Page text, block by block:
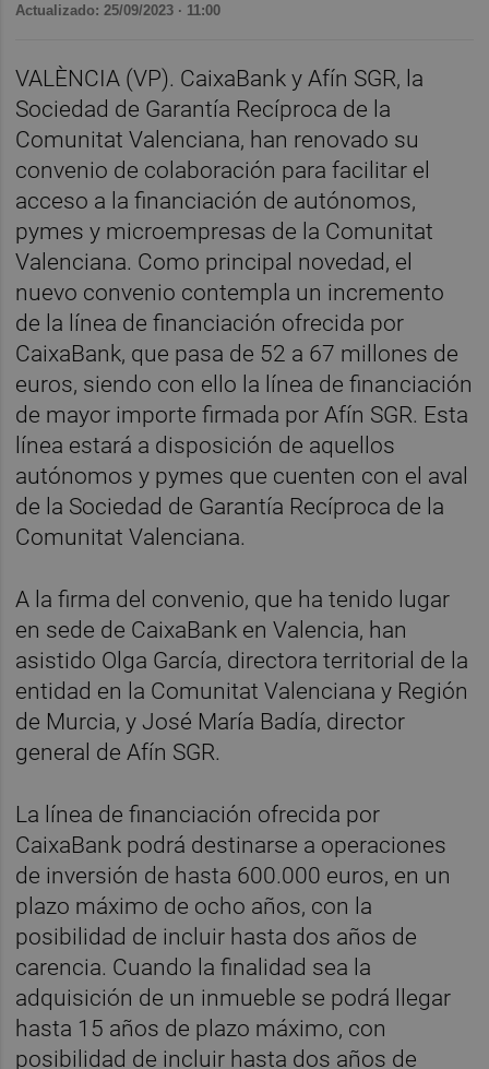
Actualizado: 25/09/2023 · 11:00
VALÈNCIA (VP). CaixaBank y Afín SGR, la
Sociedad de Garantía Recíproca de la
Comunitat Valenciana, han renovado su
convenio de colaboración para facilitar el
acceso a la financiación de autónomos,
pymes y microempresas de la Comunitat
Valenciana. Como principal novedad, el
nuevo convenio contempla un incremento
de la línea de financiación ofrecida por
CaixaBank, que pasa de 52 a 67 millones de
euros, siendo con ello la línea de financiación
de mayor importe firmada por Afín SGR. Esta
línea estará a disposición de aquellos
autónomos y pymes que cuenten con el aval
de la Sociedad de Garantía Recíproca de la
Comunitat Valenciana.
A la firma del convenio, que ha tenido lugar
en sede de CaixaBank en Valencia, han
asistido Olga García, directora territorial de la
entidad en la Comunitat Valenciana y Región
de Murcia, y José María Badía, director
general de Afín SGR.
La línea de financiación ofrecida por
CaixaBank podrá destinarse a operaciones
de inversión de hasta 600.000 euros, en un
plazo máximo de ocho años, con la
posibilidad de incluir hasta dos años de
carencia. Cuando la finalidad sea la
adquisición de un inmueble se podrá llegar
hasta 15 años de plazo máximo, con
posibilidad de incluir hasta dos años de